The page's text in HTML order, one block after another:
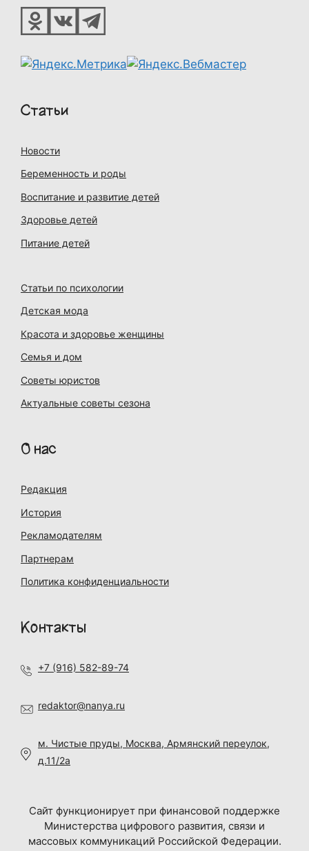
Статьи
Новости
Беременность и роды
Воспитание и развитие детей
Здоровье детей
Питание детей
Статьи по психологии
Детская мода
Красота и здоровье женщины
Семья и дом
Советы юристов
Актуальные советы сезона
О нас
Редакция
История
Рекламодателям
Партнерам
Политика конфиденциальности
Контакты
+7 (916) 582-89-74
redaktor@nanya.ru
м. Чистые пруды, Москва, Армянский переулок,
д.11/2а
Сайт функционирует при финансовой поддержке
Министерства цифрового развития, связи и
массовых коммуникаций Российской Федерации.